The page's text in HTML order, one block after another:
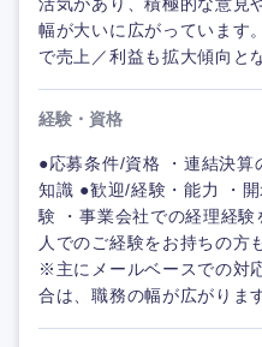
幅が大いに広がっています
で売上／利益も拡大傾向と
経験・資格
●応募条件/資格 ・連結決
知識 ●歓迎/経験・能力 ・
験 ・事業会社での経理経
人でのご経験をお持ちの方
※主にメールベースでの対
合は、職務の幅が広がりま